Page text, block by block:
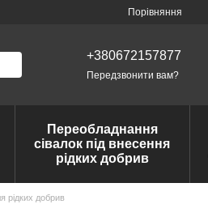
Порівняння
+380672157877
Передзвонити вам?
Переобладнання
сівалок під внесення
рідких добрив
рідких добрив